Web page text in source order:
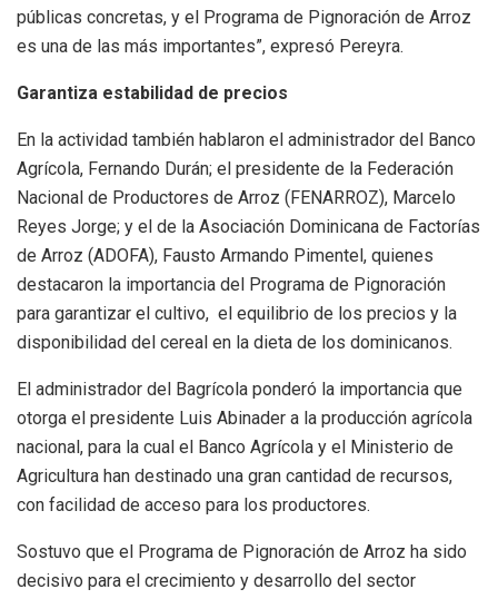
públicas concretas, y el Programa de Pignoración de Arroz
es una de las más importantes”, expresó Pereyra.
Garantiza estabilidad de precios
En la actividad también hablaron el administrador del Banco
Agrícola, Fernando Durán; el presidente de la Federación
Nacional de Productores de Arroz (FENARROZ), Marcelo
Reyes Jorge; y el de la Asociación Dominicana de Factorías
de Arroz (ADOFA), Fausto Armando Pimentel, quienes
destacaron la importancia del Programa de Pignoración
para garantizar el cultivo, el equilibrio de los precios y la
disponibilidad del cereal en la dieta de los dominicanos.
El administrador del Bagrícola ponderó la importancia que
otorga el presidente Luis Abinader a la producción agrícola
nacional, para la cual el Banco Agrícola y el Ministerio de
Agricultura han destinado una gran cantidad de recursos,
con facilidad de acceso para los productores.
Sostuvo que el Programa de Pignoración de Arroz ha sido
decisivo para el crecimiento y desarrollo del sector